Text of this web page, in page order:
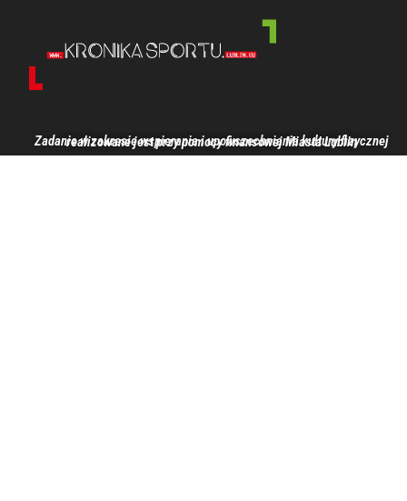
Zadanie w zakresie wspierania i upowszechniania kultury fizycznej realizowane jest przy pomocy finansowej Miasta Lublin